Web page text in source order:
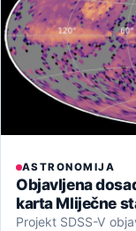
ASTRONOMIJA
Objavljena
karta Mliječne
Projekt SDSS-V